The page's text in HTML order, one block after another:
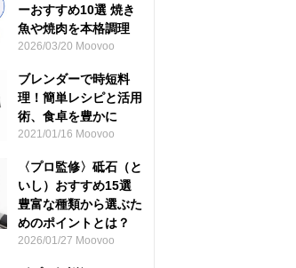
ーおすすめ10選 焼き
魚や焼肉を本格調理
2026/03/20 Moovoo
ブレンダーで時短料
理！簡単レシピと活用
術、食卓を豊かに
2021/01/16 Moovoo
〈プロ監修〉砥石（と
いし）おすすめ15選
豊富な種類から選ぶた
めのポイントとは？
2026/01/27 Moovoo